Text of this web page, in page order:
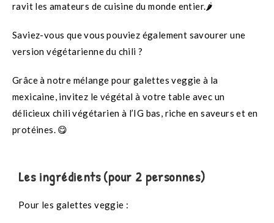
ravit les amateurs de cuisine du monde entier.🌶️
Saviez-vous que vous pouviez également savourer une
version végétarienne du chili ?
Grâce à notre mélange pour galettes veggie à la
mexicaine, invitez le végétal à votre table avec un
délicieux chili végétarien à l’IG bas, riche en saveurs et en
protéines. 😋
Les ingrédients (pour 2 personnes)
Pour les galettes veggie :